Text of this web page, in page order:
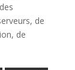
de
de